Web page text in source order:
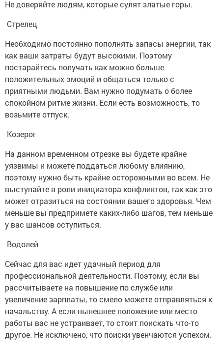
Не доверяйте людям, которые сулят златые горы.
Стрелец
Необходимо постоянно пополнять запасы энергии, так
как ваши затраты будут высокими. Поэтому
постарайтесь получать как можно больше
положительных эмоций и общаться только с
приятными людьми. Вам нужно подумать о более
спокойном ритме жизни. Если есть возможность, то
возьмите отпуск.
Козерог
На данном временном отрезке вы будете крайне
уязвимы и можете поддаться любому влиянию,
поэтому нужно быть крайне осторожными во всем. Не
выступайте в роли инициатора конфликтов, так как это
может отразиться на состоянии вашего здоровья. Чем
меньше вы предпримете каких-либо шагов, тем меньше
у вас шансов оступиться.
Водолей
Сейчас для вас идет удачный период для
профессиональной деятельности. Поэтому, если вы
рассчитываете на повышение по службе или
увеличение зарплаты, то смело можете отправляться к
начальству. А если нынешнее положение или место
работы вас не устраивает, то стоит поискать что-то
другое. Не исключено, что поиски увенчаются успехом.